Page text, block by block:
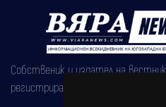
Собственик и издател на
регистрирана на 08.05.2002 година.